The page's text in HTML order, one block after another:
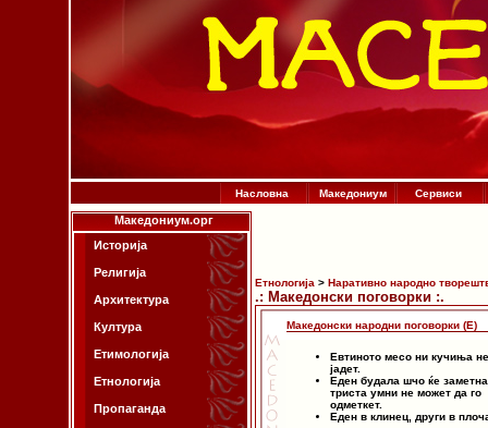
Насловна Македониум Сервиси
Македониум.орг
Историја
Религија
Архитектура
Култура
Етимологија
Етнологија
Пропаганда
Етнологија > Наративно народно
.: Македонски поговорки :.
Македонски народни поговорки (Е)
Евтиното месо ни кучиња
јадет.
Еден будала шчо ќе
триста умни не может да го
одметкет.
Еден в клинец, други в